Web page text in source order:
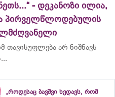
- დეკანოზი ილია,
პირველწლოდებულის
თავისუფლება არ ნიშნავს
„როდესაც ბავშვი ხედავს, რომ